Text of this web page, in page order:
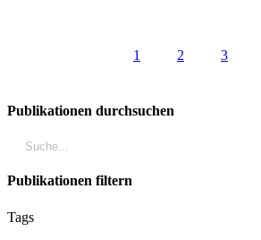
1 2 3
Publikationen durchsuchen
Publikationen filtern
Tags